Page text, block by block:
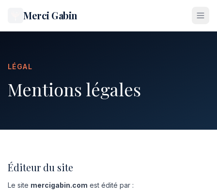
Merci Gabin
LÉGAL
Mentions légales
Éditeur du site
Le site mercigabin.com est édité par :